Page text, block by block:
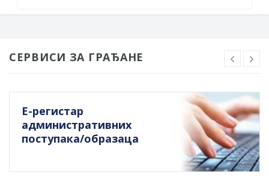
СЕРВИСИ ЗА ГРАЂАНЕ
Е-регистар
административних
поступака/образаца